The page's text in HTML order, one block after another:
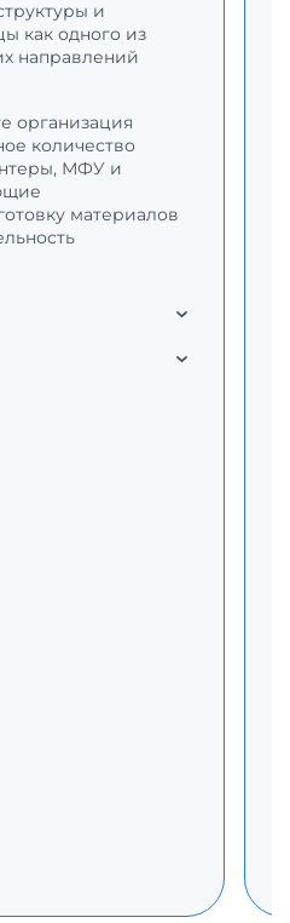
и
как одного из
направлений
организация
количество
МФУ и
материалов